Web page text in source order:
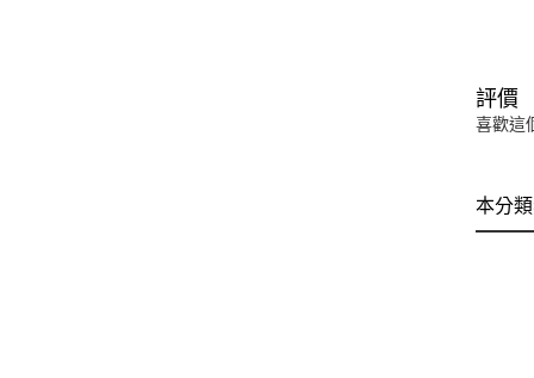
評價
喜歡這
本分